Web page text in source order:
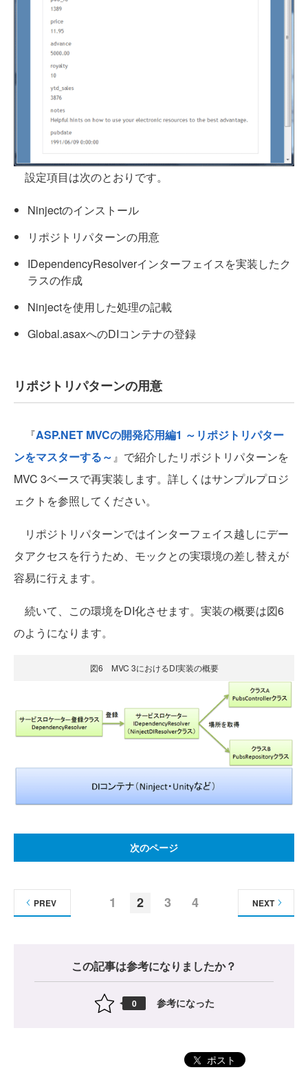
設定項目は次のとおりです。
Ninjectのインストール
リポジトリパターンの用意
IDependencyResolverインターフェイスを実装したク
ラスの作成
Ninjectを使用した処理の記載
Global.asaxへのDIコンテナの登録
リポジトリパターンの用意
『ASP.NET MVCの開発応用編1 ～リポジトリパター
ンをマスターする～ 』で紹介したリポジトリパターンを
MVC 3ベースで再実装します。詳しくはサンプルプロジ
ェクトを参照してください。
リポジトリパターンではインターフェイス越しにデー
タアクセスを行うため、モックとの実環境の差し替えが
容易に行えます。
続いて、この環境をDI化させます。実装の概要は図6
のようになります。
図6 MVC 3におけるDI実装の概要
次のページ
1 2 3 4
PREV NEXT
この記事は参考になりましたか？
0 参考になった
ポスト